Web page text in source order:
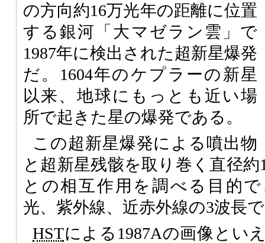
の方向約16万光年の距離に位置
する銀河「大マゼラン雲」で
1987年に検出された超新星爆発
だ。1604年のケプラーの新星
以来、地球にもっとも近い場
所で起きた星の爆発である。
この超新星爆発による噴出物
と超新星残骸を取り巻く直径
との相互作用を調べる目的
光、紫外線、近赤外線の3波長
HSTによる1987Aの画像とい